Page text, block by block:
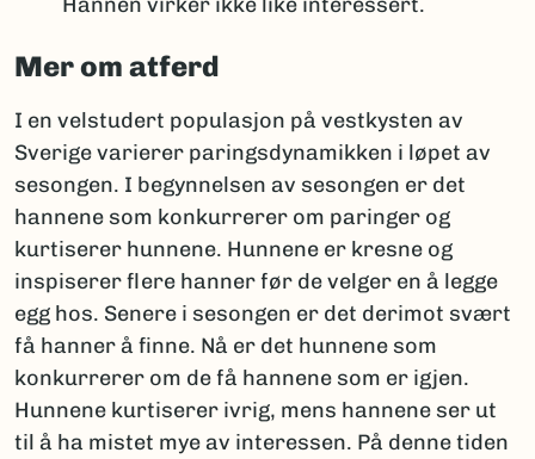
Mer om atferd
I en velstudert populasjon på vestkysten av
Sverige varierer paringsdynamikken i løpet av
sesongen. I begynnelsen av sesongen er det
hannene som konkurrerer om paringer og
kurtiserer hunnene. Hunnene er kresne og
inspiserer flere hanner før de velger en å legge
egg hos. Senere i sesongen er det derimot svært
få hanner å finne. Nå er det hunnene som
konkurrerer om de få hannene som er igjen.
Hunnene kurtiserer ivrig, mens hannene ser ut
til å ha mistet mye av interessen. På denne tiden